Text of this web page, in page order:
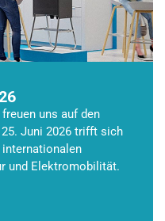
uns auf den
Juni 2026 trifft sich
internationalen
und Elektromobilität.